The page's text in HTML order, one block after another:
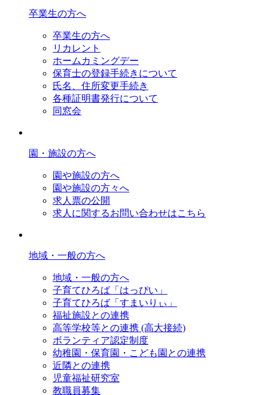
卒業生の方へ
卒業生の方へ
リカレント
ホームカミングデー
保育士の登録手続きについて
氏名、住所変更手続き
各種証明書発行について
同窓会
園・施設の方へ
園や施設の方へ
園や施設の方々へ
求人票の公開
求人に関するお問い合わせはこちら
地域・一般の方へ
地域・一般の方へ
子育てひろば「はっぴい」
子育てひろば「すまいりぃ」
福祉施設との連携
高等学校等との連携 (高大接続)
ボランティア認定制度
幼稚園・保育園・こども園との連携
近隣との連携
児童福祉研究室
教職員募集